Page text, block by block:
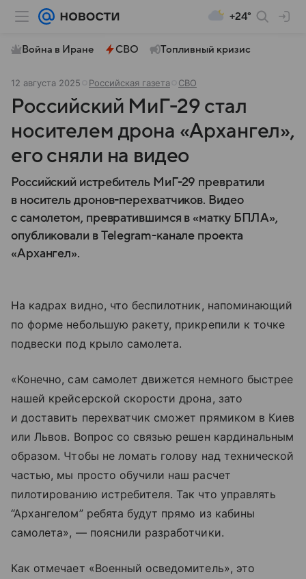
+24°
Война в Иране СВО Топливный кризис
12 августа 2025 Российская газета СВО
Российский МиГ-29 стал
носителем дрона «Архангел»,
его сняли на видео
Российский истребитель МиГ-29 превратили
в носитель дронов-перехватчиков. Видео
с самолетом, превратившимся в «матку БПЛА»,
опубликовали в Telegram-канале проекта
«Архангел».
На кадрах видно, что беспилотник, напоминающий
по форме небольшую ракету, прикрепили к точке
подвески под крыло самолета.
«Конечно, сам самолет движется немного быстрее
нашей крейсерской скорости дрона, зато
и доставить перехватчик сможет прямиком в Киев
или Львов. Вопрос со связью решен кардинальным
образом. Чтобы не ломать голову над технической
частью, мы просто обучили наш расчет
пилотированию истребителя. Так что управлять
“Архангелом” ребята будут прямо из кабины
самолета», — пояснили разработчики.
Как отмечает «Военный осведомитель», это